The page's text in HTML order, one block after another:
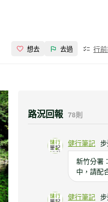
想去 去過 行
路況回報 78則
健行筆記
新竹分署
中，請配
健行筆記